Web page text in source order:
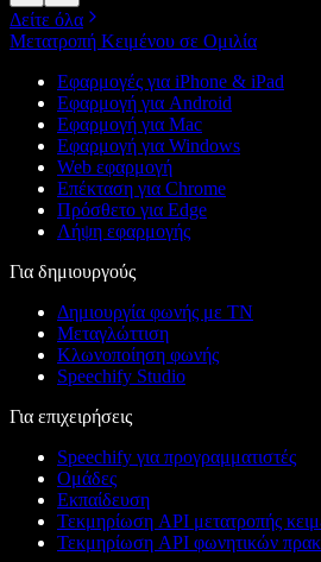
Δείτε όλα
Μετατροπή Κειμένου σε Ομιλία
Εφαρμογές για iPhone & iPad
Εφαρμογή για Android
Εφαρμογή για Mac
Εφαρμογή για Windows
Web εφαρμογή
Επέκταση για Chrome
Πρόσθετο για Edge
Λήψη εφαρμογής
Για δημιουργούς
Δημιουργία φωνής με ΤΝ
Μεταγλώττιση
Κλωνοποίηση φωνής
Speechify Studio
Για επιχειρήσεις
Speechify για προγραμματιστές
Ομάδες
Εκπαίδευση
Τεκμηρίωση API μετατροπής
Τεκμηρίωση API φωνητικών